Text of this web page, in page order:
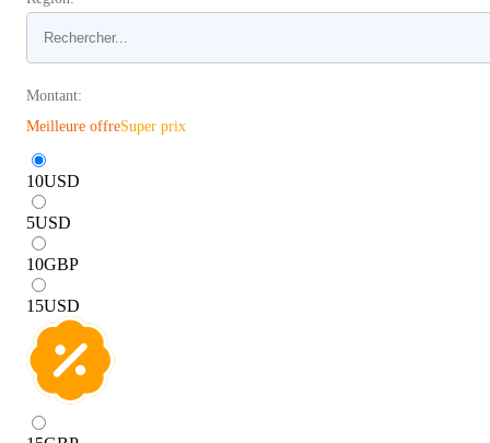
Montant:
Meilleure offreSuper prix
10USD
5USD
10GBP
15USD